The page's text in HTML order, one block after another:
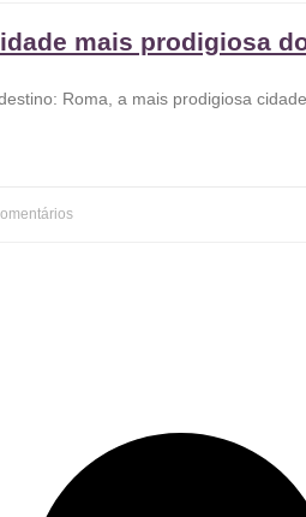
mais prodigiosa
Roma, a mais prodigiosa